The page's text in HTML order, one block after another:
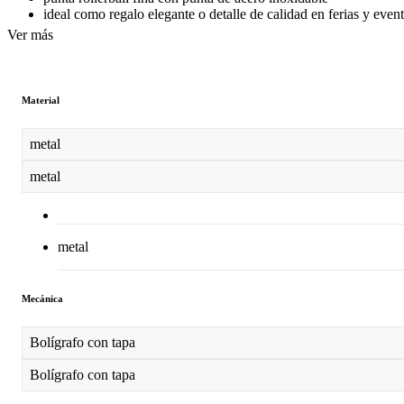
ideal como regalo elegante o detalle de calidad en ferias y
Ver más
Material
metal
metal
metal
Mecánica
Bolígrafo con tapa
Bolígrafo con tapa